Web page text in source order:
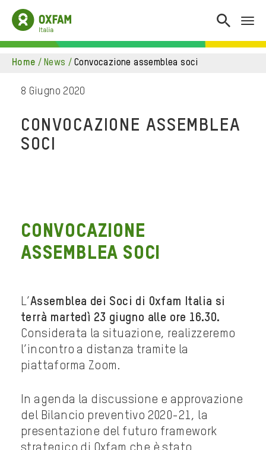
home / news / convocazione assemblea soci
8 Giugno 2020
CONVOCAZIONE ASSEMBLEA
SOCI
Convocazione
Assemblea Soci
L’Assemblea dei Soci di Oxfam Italia si
terrà martedì 23 giugno alle ore 16.30.
Considerata la situazione, realizzeremo
l’incontro a distanza tramite la
piattaforma Zoom.
In agenda la discussione e approvazione
del Bilancio preventivo 2020-21, la
presentazione del futuro framework